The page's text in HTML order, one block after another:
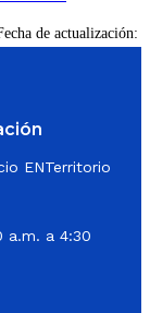
de actualización:
ENTerritorio
a.m. a 4:30